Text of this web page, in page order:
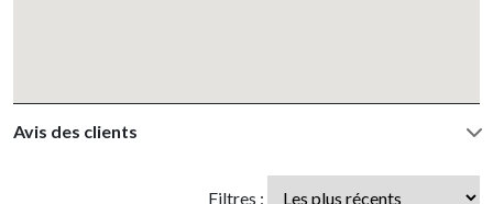
Avis des clients
Filtres :